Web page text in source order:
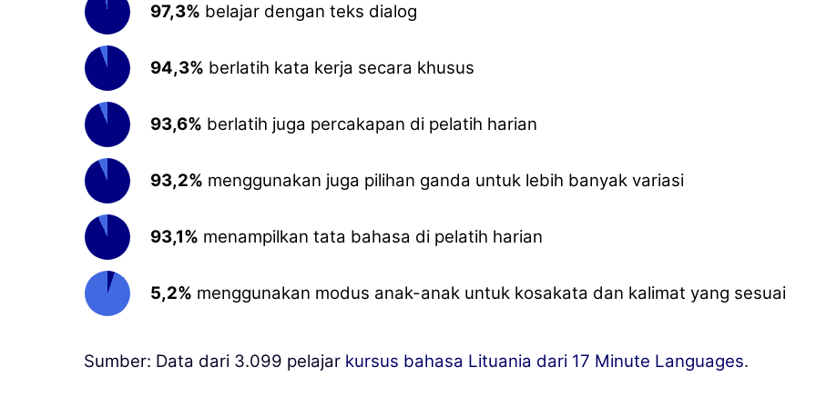
97,3% belajar dengan teks dialog
94,3% berlatih kata kerja secara khusus
93,6% berlatih juga percakapan di pelatih harian
93,2% menggunakan juga pilihan ganda untuk lebih banyak variasi
93,1% menampilkan tata bahasa di pelatih harian
5,2% menggunakan modus anak-anak untuk kosakata dan kalimat yang sesuai
Sumber: Data dari 3.099 pelajar kursus bahasa Lituania dari 17 Minute Languages.